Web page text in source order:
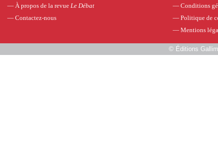
— À propos de la revue Le Débat
— Contactez-nous
— Conditions
— Politique de
— Mentions
© Éditions